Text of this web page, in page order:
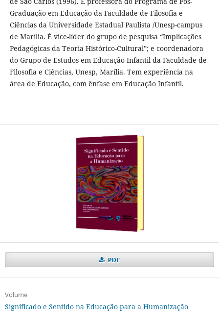
Graduação em Educação da Faculdade de Filosofia e
Ciências da Universidade Estadual Paulista /Unesp-campus
de Marília. É vice-líder do grupo de pesquisa “Implicações
Pedagógicas da Teoria Histórico-Cultural”; e coordenadora
do Grupo de Estudos em Educação Infantil da Faculdade de
Filosofia e Ciências, Unesp, Marília. Tem experiência na
área de Educação, com ênfase em Educação Infantil.
PDF
Volume
Significado e Sentido na Educação para a Humanização